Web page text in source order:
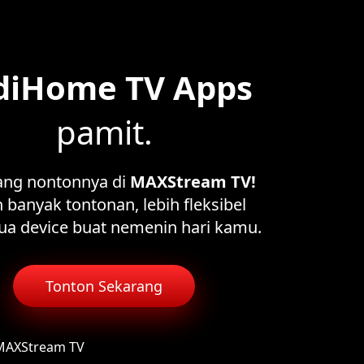
TV Apps
pamit.
nontonnya di MAXStream TV!
banyak tontonan, lebih fleksibel
device buat nemenin hari kamu.
Tonton Sekarang
TV